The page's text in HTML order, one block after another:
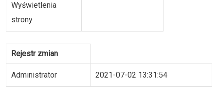
Wyświetlenia
strony
Rejestr zmian
Administrator 2021-07-02 13:31:54